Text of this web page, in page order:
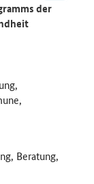
der
Beratung,